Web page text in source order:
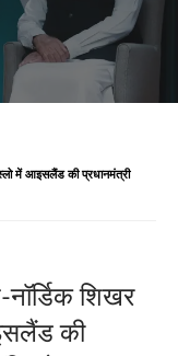
में आइसलैंड की प्रधानमंत्री
नॉर्डिक शिखर
की